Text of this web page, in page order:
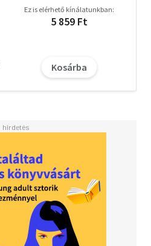
Ez is elérhető kínálatunkban:
5 859 Ft
Kosárba